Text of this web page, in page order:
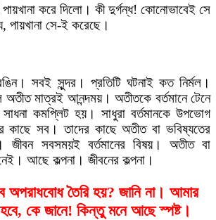
করে দিলো। কী দুর্গন্ধ! কোনোভাবেই সে
পায়খানা সে-ই করেছে।
সবই সুন্দর। প্রতিটি ঘটনাই কত নির্মল।
মাত্রই আনন্দময়। অতীতকে বর্তমানে টেনে
কমপ্লিট হয়। সাধুরা বর্তমানকে উপভোগ
কাছে সব। তাদের কাছে অতীত বা ভবিষ্যতের
জীবন সবসময়ই বর্তমানের বিষয়। অতীত বা
আছে কল্পনা। জীবনের কল্পনা।
অপরাধবোধ তৈরি হয়? জানি না। আমার
কে জানে! কিন্তু মনে আছে স্পষ্ট।